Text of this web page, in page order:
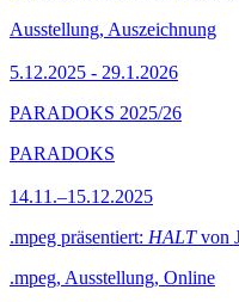
Ausstellung, Auszeichnung
5.12.2025 - 29.1.2026
PARADOKS 2025/26
PARADOKS
14.11.–15.12.2025
.mpeg präsentiert: HALTvon
.mpeg, Ausstellung, Online